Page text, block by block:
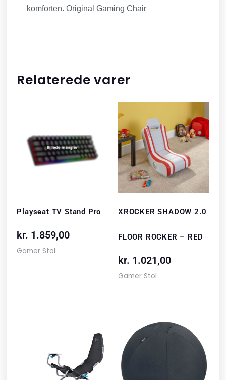
komforten. Original Gaming Chair
Relaterede varer
Playseat TV Stand Pro
kr. 1.859,00
Gamer Stol
XROCKER SHADOW 2.0
FLOOR ROCKER – RED
kr. 1.021,00
Gamer Stol